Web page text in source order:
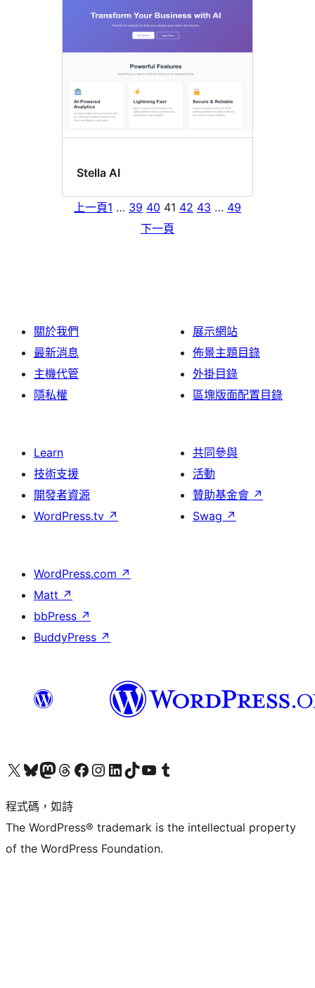
Stella AI
上一頁1 … 39 40 41 42 43 … 49
下一頁
關於我們
最新消息
主機代管
隱私權
展示網站
佈景主題目錄
外掛目錄
區塊版面配置目錄
Learn
技術支援
開發者資源
WordPress.tv ↗
共同參與
活動
贊助基金會 ↗
Swag ↗
WordPress.com ↗
Matt ↗
bbPress ↗
BuddyPress ↗
查看我們的 X (之前的 Twitter) 帳號造訪我們的 Bluesky 帳號造訪我們的 Mastodon 帳號造訪我們的 Threads 帳號 造訪我們的 Facebook 粉絲專頁Visit our Instagram account
Visit our LinkedIn account
造訪我們的 TikTok 帳號Visit our YouTube channel
造訪我們的 Tumblr 帳號
程式碼，如詩
The WordPress® trademark is the intellectual property
of the WordPress Foundation.